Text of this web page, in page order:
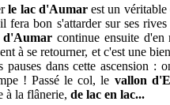
le lac d'Aumarest un véritable
fera bon s'attarder sur ses
d'Aumar continue ensuite d'en
à se retourner, et c'est une
pauses dans cette ascension :
! Passé le col, le vallon
à la flânerie, de lac en lac...